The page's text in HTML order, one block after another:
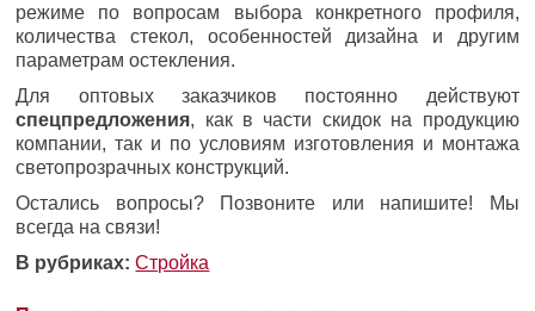
режиме по вопросам выбора конкретного профиля,
количества стекол, особенностей дизайна и другим
параметрам остекления.
Для оптовых заказчиков постоянно действуют
спецпредложения, как в части скидок на продукцию
компании, так и по условиям изготовления и монтажа
светопрозрачных конструкций.
Остались вопросы? Позвоните или напишите! Мы
всегда на связи!
В рубриках: Стройка